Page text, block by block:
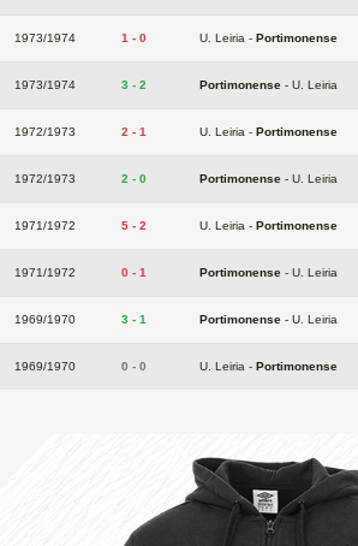
1973/1974 1 - 0 U. Leiria - Portimonense
1973/1974 3 - 2 Portimonense - U. Leiria
1972/1973 2 - 1 U. Leiria - Portimonense
1972/1973 2 - 0 Portimonense - U. Leiria
1971/1972 5 - 2 U. Leiria - Portimonense
1971/1972 0 - 1 Portimonense - U. Leiria
1969/1970 3 - 1 Portimonense - U. Leiria
1969/1970 0 - 0 U. Leiria - Portimonense